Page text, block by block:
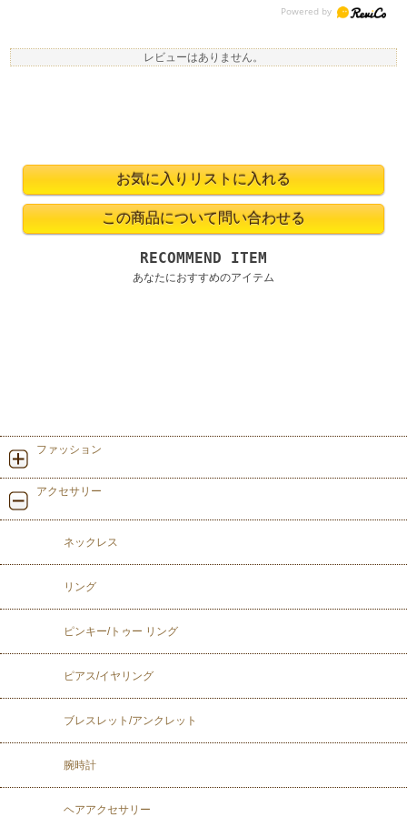
レビューはありません。
RECOMMEND ITEM
あなたにおすすめのアイテム
ファッション
アクセサリー
ネックレス
リング
ピンキー/トゥー リング
ピアス/イヤリング
ブレスレット/アンクレット
腕時計
ヘアアクセサリー